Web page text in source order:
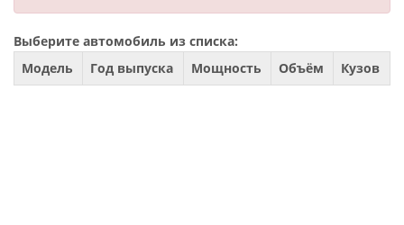
Выберите автомобиль из списка:
Модель
Год выпуска Мощность Объём Кузов